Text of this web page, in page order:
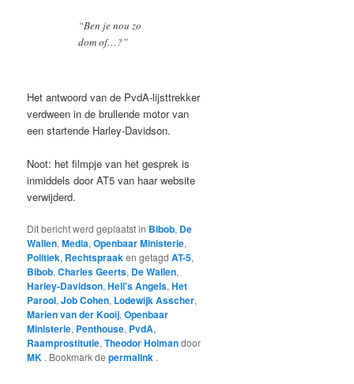
“Ben je nou zo
dom of…?”
Het antwoord van de PvdA-lijsttrekker
verdween in de brullende motor van
een startende Harley-Davidson.
Noot: het filmpje van het gesprek is
inmiddels door AT5 van haar website
verwijderd.
Dit bericht werd geplaatst in Bibob, De
Wallen,Media,Openbaar Ministerie,
Politiek, Rechtspraaken getagdAT-5,
Bibob,Charles Geerts, De Wallen,
Harley-Davidson,Hell's Angels,Het
Parool,Job Cohen, Lodewijk Asscher,
Marien van der Kooij,Openbaar
Ministerie, Penthouse, PvdA,
Raamprostitutie,Theodor Holmandoor
MK . Bookmark depermalink .